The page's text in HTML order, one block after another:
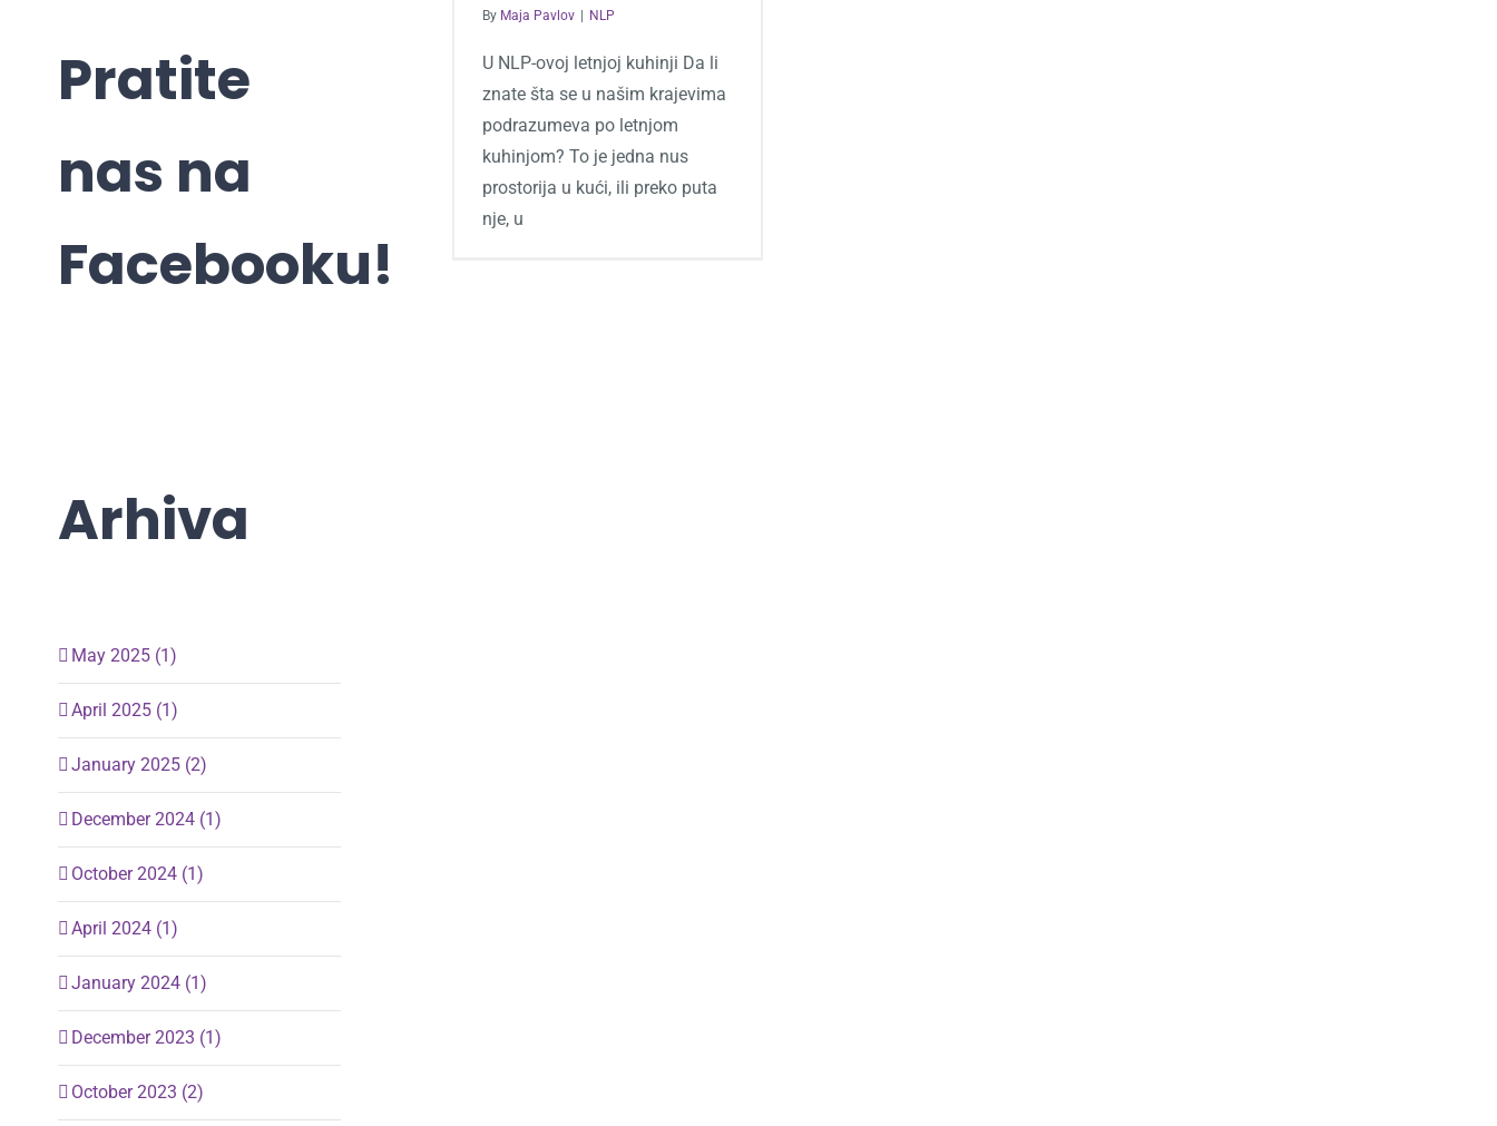
By Maja Pavlov NLP
U NLP-ovoj letnjoj kuhinji Da li
znate šta se u našim krajevima
podrazumeva po letnjom
kuhinjom? To je jedna nus
prostorija u kući, ili preko puta
nje, u
Pratite
nas na
Facebooku!
Arhiva
May 2025 (1)
April 2025 (1)
January 2025 (2)
December 2024 (1)
October 2024 (1)
April 2024 (1)
January 2024 (1)
December 2023 (1)
October 2023 (2)